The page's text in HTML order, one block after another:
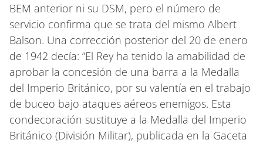
BEM anterior ni su DSM, pero el número de
servicio confirma que se trata del mismo Albert
Balson. Una corrección posterior del 20 de enero
de 1942 decía: “El Rey ha tenido la amabilidad de
aprobar la concesión de una barra a la Medalla
del Imperio Británico, por su valentía en el trabajo
de buceo bajo ataques aéreos enemigos. Esta
condecoración sustituye a la Medalla del Imperio
Británico (División Militar), publicada en la Gaceta